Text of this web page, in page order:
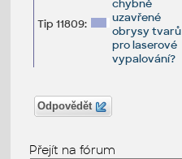
Tip 11809:
chybně
uzavřené
obrysy tvarů
pro laserové
vypalování?
Odpovědět
Přejít na fórum